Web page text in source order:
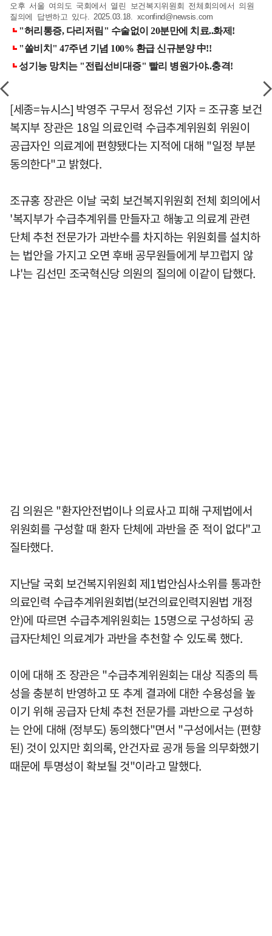
오후 서울 여의도 국회에서 열린 보건복지위원회 전체회의에서 의원
질의에 답변하고 있다. 2025.03.18. xconfind@newsis.com
[세종=뉴시스] 박영주 구무서 정유선 기자 = 조규홍 보건
복지부 장관은 18일 의료인력 수급추계위원회 위원이
공급자인 의료계에 편향됐다는 지적에 대해 "일정 부분
동의한다"고 밝혔다.
조규홍 장관은 이날 국회 보건복지위원회 전체 회의에서
'복지부가 수급추계위를 만들자고 해놓고 의료계 관련
단체 추천 전문가가 과반수를 차지하는 위원회를 설치하
는 법안을 가지고 오면 후배 공무원들에게 부끄럽지 않
냐'는 김선민 조국혁신당 의원의 질의에 이같이 답했다.
김 의원은 "환자안전법이나 의료사고 피해 구제법에서
위원회를 구성할 때 환자 단체에 과반을 준 적이 없다"고
질타했다.
지난달 국회 보건복지위원회 제1법안심사소위를 통과한
의료인력 수급추계위원회법(보건의료인력지원법 개정
안)에 따르면 수급추계위원회는 15명으로 구성하되 공
급자단체인 의료계가 과반을 추천할 수 있도록 했다.
이에 대해 조 장관은 "수급추계위원회는 대상 직종의 특
성을 충분히 반영하고 또 추계 결과에 대한 수용성을 높
이기 위해 공급자 단체 추천 전문가를 과반으로 구성하
는 안에 대해 (정부도) 동의했다"면서 "구성에서는 (편향
된) 것이 있지만 회의록, 안건자료 공개 등을 의무화했기
때문에 투명성이 확보될 것"이라고 말했다.